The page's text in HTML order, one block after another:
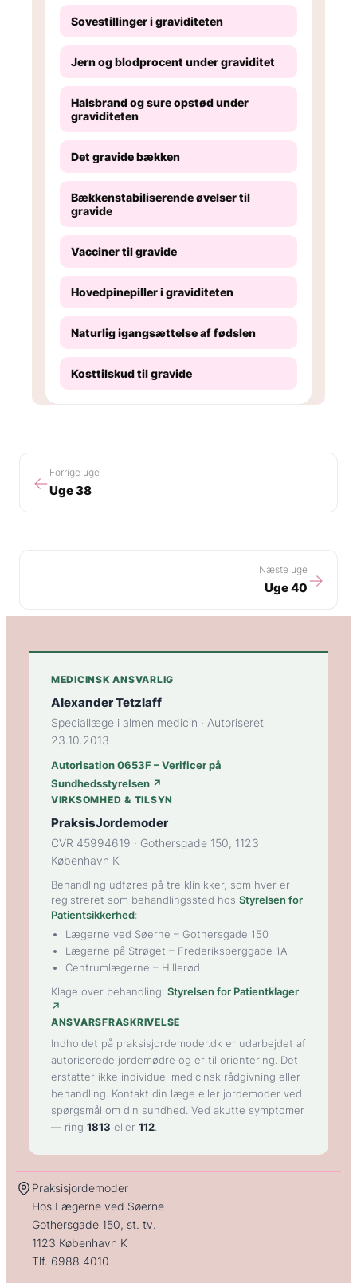
Sovestillinger i graviditeten
Jern og blodprocent under graviditet
Halsbrand og sure opstød under
graviditeten
Det gravide bækken
Bækkenstabiliserende øvelser til
gravide
Vacciner til gravide
Hovedpinepiller i graviditeten
Naturlig igangsættelse af fødslen
Kosttilskud til gravide
← Forrige uge
Uge 38
Næste uge
Uge 40 →
MEDICINSK ANSVARLIG
Alexander Tetzlaff
Speciallæge i almen medicin · Autoriseret
23.10.2013
Autorisation 0653F – Verificer på
Sundhedsstyrelsen ↗
VIRKSOMHED & TILSYN
PraksisJordemoder
CVR 45994619 · Gothersgade 150, 1123
København K
Behandling udføres på tre klinikker, som hver er
registreret som behandlingssted hos Styrelsen for
Patientsikkerhed:
Lægerne ved Søerne – Gothersgade 150
Lægerne på Strøget – Frederiksberggade 1A
Centrumlægerne – Hillerød
Klage over behandling: Styrelsen for Patientklager
↗
ANSVARSFRASKRIVELSE
Indholdet på praksisjordemoder.dk er udarbejdet af
autoriserede jordemødre og er til orientering. Det
erstatter ikke individuel medicinsk rådgivning eller
behandling. Kontakt din læge eller jordemoder ved
spørgsmål om din sundhed. Ved akutte symptomer
— ring 1813 eller 112.
Praksisjordemoder
Hos Lægerne ved Søerne
Gothersgade 150, st. tv.
1123 København K
Tlf. 6988 4010